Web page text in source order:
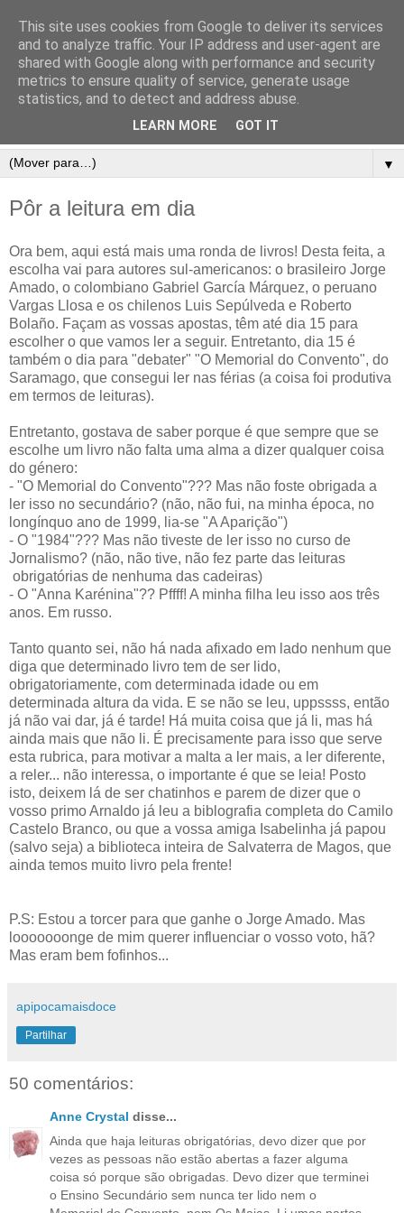
▼
Pôr a leitura em dia
Ora bem, aqui está mais uma ronda de livros! Desta feita, a
escolha vai para autores sul-americanos: o brasileiro Jorge
Amado, o colombiano Gabriel García Márquez, o peruano
Vargas Llosa e os chilenos Luis Sepúlveda e Roberto
Bolaño. Façam as vossas apostas, têm até dia 15 para
escolher o que vamos ler a seguir. Entretanto, dia 15 é
também o dia para "debater" "O Memorial do Convento", do
Saramago, que consegui ler nas férias (a coisa foi produtiva
em termos de leituras).
Entretanto, gostava de saber porque é que sempre que se
escolhe um livro não falta uma alma a dizer qualquer coisa
do género:
- "O Memorial do Convento"??? Mas não foste obrigada a
ler isso no secundário? (não, não fui, na minha época, no
longínquo ano de 1999, lia-se "A Aparição")
- O "1984"??? Mas não tiveste de ler isso no curso de
Jornalismo? (não, não tive, não fez parte das leituras
obrigatórias de nenhuma das cadeiras)
- O "Anna Karénina"?? Pffff! A minha filha leu isso aos três
anos. Em russo.
Tanto quanto sei, não há nada afixado em lado nenhum que
diga que determinado livro tem de ser lido,
obrigatoriamente, com determinada idade ou em
determinada altura da vida. E se não se leu, uppssss, então
já não vai dar, já é tarde! Há muita coisa que já li, mas há
ainda mais que não li. É precisamente para isso que serve
esta rubrica, para motivar a malta a ler mais, a ler diferente,
a reler... não interessa, o importante é que se leia! Posto
isto, deixem lá de ser chatinhos e parem de dizer que o
vosso primo Arnaldo já leu a biblografia completa do Camilo
Castelo Branco, ou que a vossa amiga Isabelinha já papou
(salvo seja) a biblioteca inteira de Salvaterra de Magos, que
ainda temos muito livro pela frente!
P.S: Estou a torcer para que ganhe o Jorge Amado. Mas
looooooonge de mim querer influenciar o vosso voto, hã?
Mas eram bem fofinhos...
apipocamaisdoce
Partilhar
50 comentários:
Anne Crystal disse...
Ainda que haja leituras obrigatórias, devo dizer que por
vezes as pessoas não estão abertas a fazer alguma
coisa só porque são obrigadas. Devo dizer que terminei
o Ensino Secundário sem nunca ter lido nem o
This site uses cookies from Google to deliver its services
and to analyze traffic. Your IP address and user-agent are
shared with Google along with performance and security
metrics to ensure quality of service, generate usage
statistics, and to detect and address abuse.
LEARN MORE GOT IT